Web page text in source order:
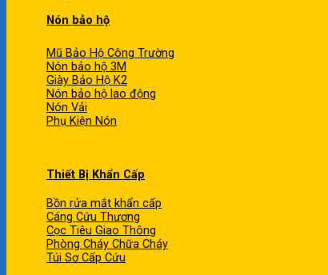
Nón bảo hộ
Mũ Bảo Hộ Công Trường
Nón bảo hộ 3M
Giày Bảo Hộ K2
Nón bảo hộ lao động
Nón Vải
Phụ Kiện Nón
Thiết Bị Khẩn Cấp
Bồn rửa mắt khẩn cấp
Cáng Cứu Thương
Cọc Tiêu Giao Thông
Phòng Cháy Chữa Cháy
Túi Sơ Cấp Cứu